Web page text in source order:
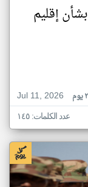
إقليم
Jul 11, 2026
عدد الكلمات: ١٤٥